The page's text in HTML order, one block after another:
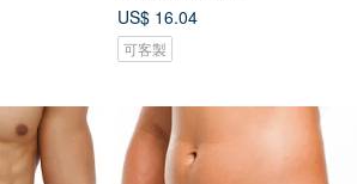
US$ 16.04
可客製